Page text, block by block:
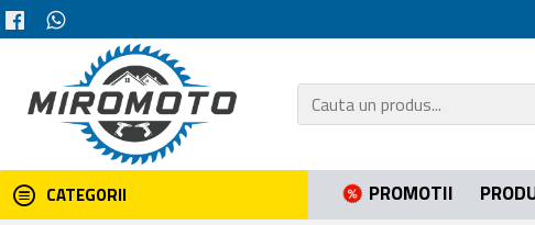
CATEGORII PROMOTII